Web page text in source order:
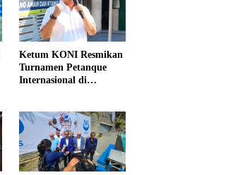
Ketum KONI Resmikan
Turnamen Petanque
Internasional di